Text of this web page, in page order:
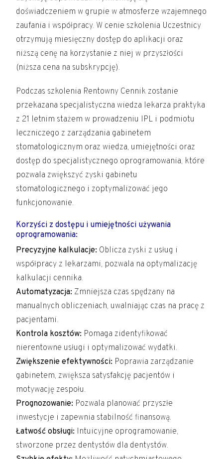
doświadczeniem w grupie w atmosferze wzajemnego
zaufania i współpracy. W cenie szkolenia Uczestnicy
otrzymują miesięczny dostęp do aplikacji oraz
niższą cenę na korzystanie z niej w przyszłości
(niższa cena na subskrypcję).
Podczas szkolenia Rentowny Cennik zostanie
przekazana specjalistyczna wiedza lekarza praktyka
z 21 letnim stażem w prowadzeniu IPL i podmiotu
leczniczego z zarządzania gabinetem
stomatologicznym oraz wiedza, umiejętności oraz
dostęp do specjalistycznego oprogramowania, które
pozwala zwiększyć zyski gabinetu
stomatologicznego i zoptymalizować jego
funkcjonowanie.
Korzyści z dostępu i umiejętności używania
oprogramowania:
Precyzyjne kalkulacje: Oblicza zyski z usług i
współpracy z lekarzami, pozwala na optymalizację
kalkulacji cennika.
Automatyzacja: Zmniejsza czas spędzany na
manualnych obliczeniach, uwalniając czas na pracę z
pacjentami.
Kontrola kosztów: Pomaga zidentyfikować
nierentowne usługi i optymalizować wydatki.
Zwiększenie efektywności: Poprawia zarządzanie
gabinetem, zwiększa satysfakcję pacjentów i
motywację zespołu.
Prognozowanie: Pozwala planować przyszłe
inwestycje i zapewnia stabilność finansową.
Łatwość obsługi: Intuicyjne oprogramowanie,
stworzone przez dentystów dla dentystów.